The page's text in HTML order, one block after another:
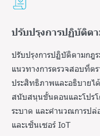
ปรับปรุงการปฏิบัติต
ปรับปรุงการปฏิบัติตามกฎ
แนวทางการตรวจสอบที่ต
ประสิทธิภาพและอธิบายไ
สนับสนุนขั้นตอนและโปร
ระบาด และคํานวณการป
และเซ็นเซอร์ IoT